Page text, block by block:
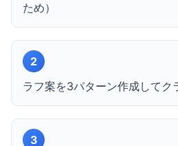
ため）
2
ラフ案を3パターン作成してク
3